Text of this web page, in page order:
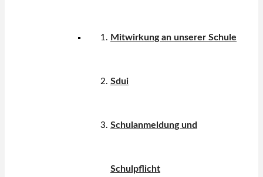
Mitwirkung an unserer Schule
Sdui
Schulanmeldung und
Schulpflicht